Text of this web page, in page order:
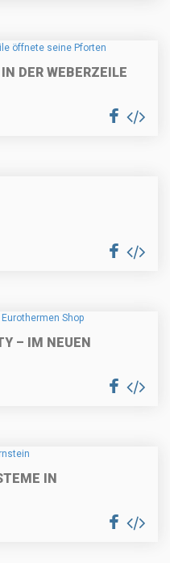
DER WEBERZEILE Ö
– IM NEUEN
IN